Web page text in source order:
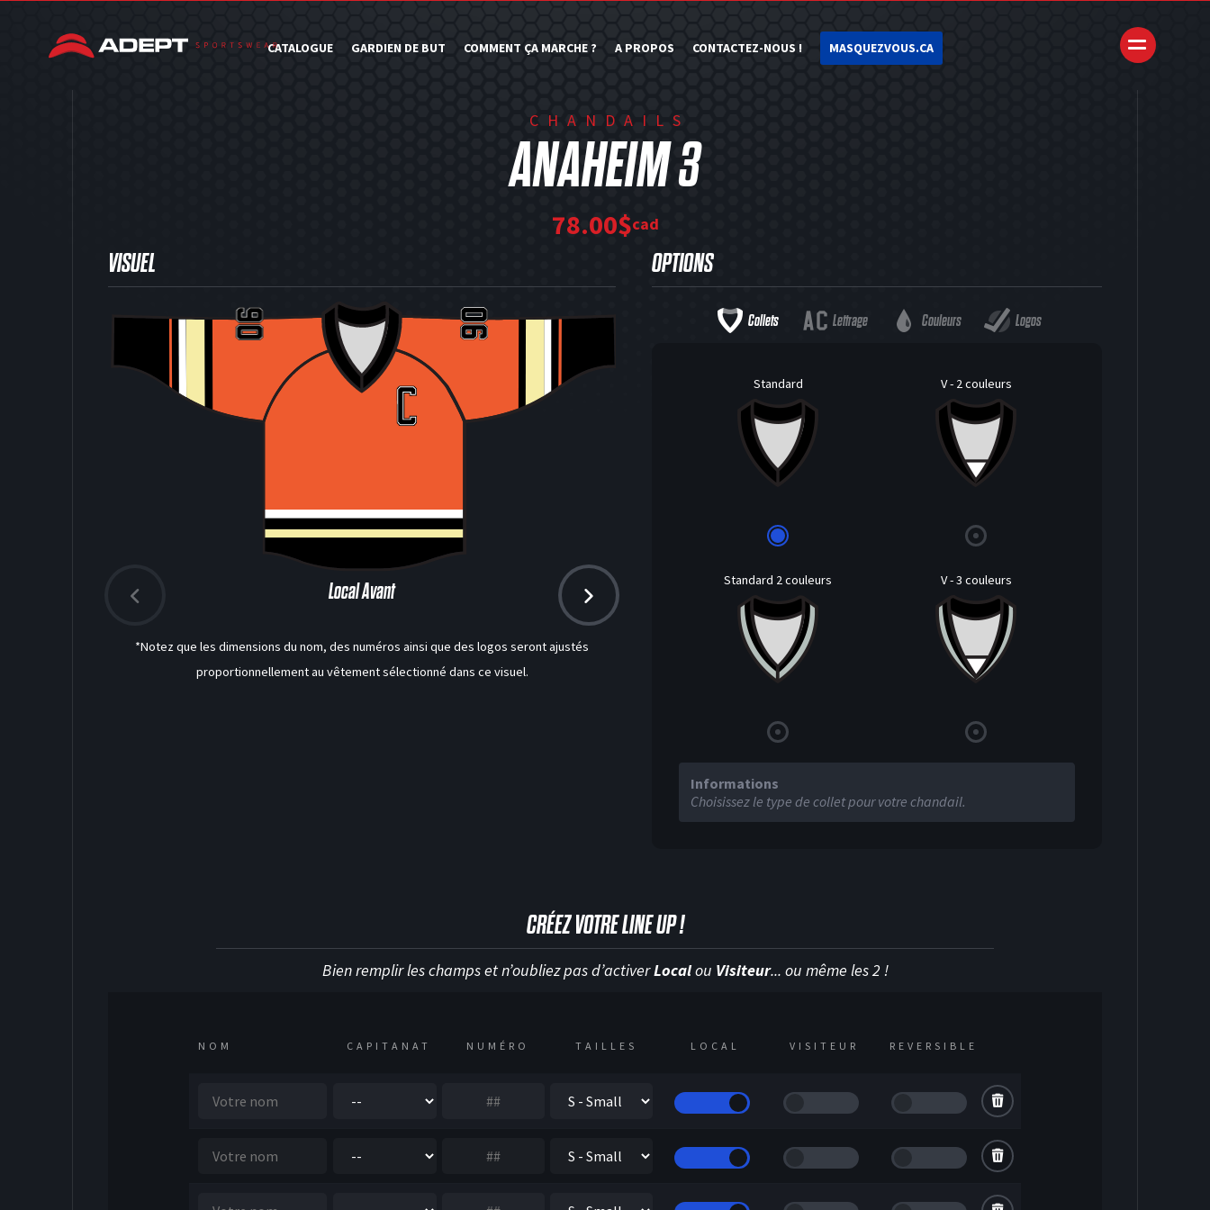
CATALOGUE GARDIEN DE BUT COMMENT ÇA MARCHE ? A PROPOS CONTACTEZ-NOUS ! MASQUEZVOUS.CA
CHANDAILS
ANAHEIM 3
78.00$cad
VISUEL
Local Avant
*Notez que les dimensions du nom, des numéros ainsi que des logos seront ajustés
proportionnellement au vêtement sélectionné dans ce visuel.
OPTIONS
Collets Lettrage Couleurs Logos
Standard V - 2 couleurs
Standard 2 couleurs V - 3 couleurs
Informations
Choisissez le type de collet pour votre chandail.
CRÉEZ VOTRE LINE UP !
Bien remplir les champs et n’oubliez pas d’activerLocalou Visiteur... ou même les 2 !
NOM CAPITANAT NUMÉRO TAILLES LOCAL VISITEUR REVERSIBLE